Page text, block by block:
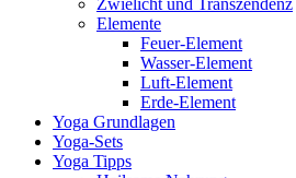
Zwielicht und Transzendenz
Elemente
Feuer-Element
Wasser-Element
Luft-Element
Erde-Element
Yoga Grundlagen
Yoga-Sets
Yoga Tipps